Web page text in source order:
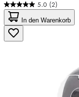
5.0 (2)
5.0
von
5
Sternen.
2
In den Warenkorb